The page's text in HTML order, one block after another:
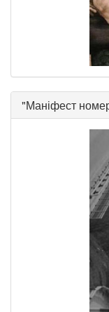
"Маніфест